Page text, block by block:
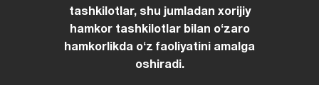
tashkilotlar, shu jumladan xorijiy
hamkor tashkilotlar bilan oʻzaro
hamkorlikda oʻz faoliyatini amalga
oshiradi.